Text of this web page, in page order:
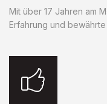
Mit über 17 Jahren am
Erfahrung und